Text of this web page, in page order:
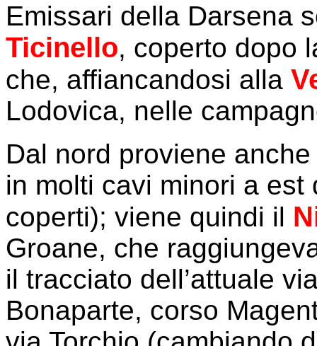
Emissari della Darsena
Ticinello, coperto dopo
che, affiancandosi alla
Lodovica, nelle
Dal nord proviene
in molti cavi minori a
coperti); viene quindi il
Groane, che
il tracciato dell’attuale
Bonaparte, corso